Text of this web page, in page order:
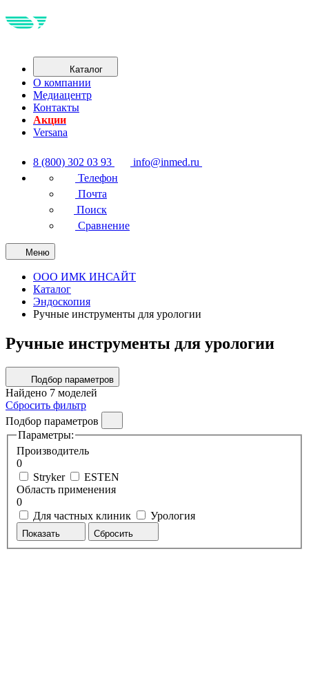
Каталог
О компании
Медиацентр
Контакты
Акции
Versana
8 (800) 302 03 93
info@inmed.ru
Телефон
Почта
Поиск
Сравнение
Меню
ООО ИМК ИНСАЙТ
Каталог
Эндоскопия
Ручные инструменты для урологии
Ручные инструменты для урологии
Подбор параметров
Найдено 7 моделей
Сбросить фильтр
Подбор параметров
Параметры:
Производитель
0
Stryker
ESTEN
Область применения
0
Для частных клиник
Урология
Показать Сбросить